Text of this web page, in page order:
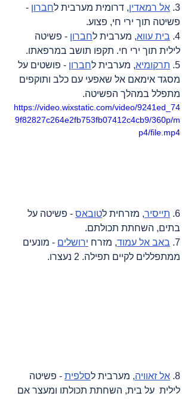
3. אל רמאדין, דרומית מערבית לחברון -
פשיטה תוך ירי חי, פצוע.
4. בית עווא, מערבית לחברון - פשיטה
לילית תוך ירי חי. תקפו תושב במרפאתו.
5. תרקומיא, מערבית לחברון - פושטים על
מסגד אימאם אל שאפעי עם כלב ותוקפים
מתפלל במהלך הפשיטה.
https://video.wixstatic.com/video/9241ed_74
9f82827c264e2fb753fb07412c4cb9/360p/m
p4/file.mp4
6. תייסיר, מזרחית לטובאס - פשיטה על
בתים, השחתת תכולתם.
7. באב אל עמוד, מזרח ירושלים - מונעים
ממתפללים לקיים תפילה. 2 נעצרו.
8. אל זאוויה, מערבית לסלפית - פשיטה
לילית  על בית, השחתת תכולתו ומעצר אם